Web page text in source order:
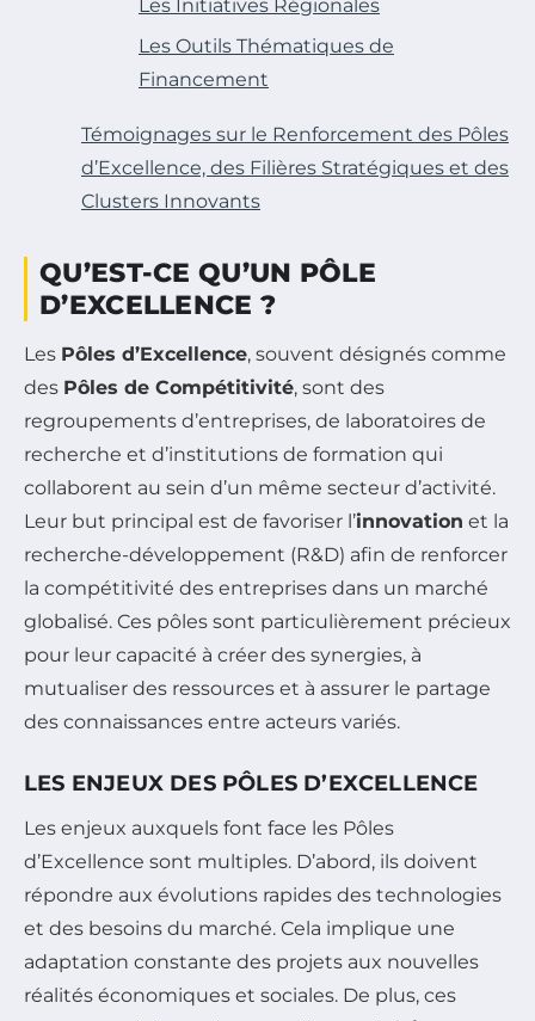
Les Initiatives Régionales
Les Outils Thématiques de
Financement
Témoignages sur le Renforcement des Pôles
d’Excellence, des Filières Stratégiques et des
Clusters Innovants
QU’EST-CE QU’UN PÔLE
D’EXCELLENCE ?
Les Pôles d’Excellence, souvent désignés comme
des Pôles de Compétitivité, sont des
regroupements d’entreprises, de laboratoires de
recherche et d’institutions de formation qui
collaborent au sein d’un même secteur d’activité.
Leur but principal est de favoriser l’innovation et la
recherche-développement (R&D) afin de renforcer
la compétitivité des entreprises dans un marché
globalisé. Ces pôles sont particulièrement précieux
pour leur capacité à créer des synergies, à
mutualiser des ressources et à assurer le partage
des connaissances entre acteurs variés.
LES ENJEUX DES PÔLES D’EXCELLENCE
Les enjeux auxquels font face les Pôles
d’Excellence sont multiples. D’abord, ils doivent
répondre aux évolutions rapides des technologies
et des besoins du marché. Cela implique une
adaptation constante des projets aux nouvelles
réalités économiques et sociales. De plus, ces